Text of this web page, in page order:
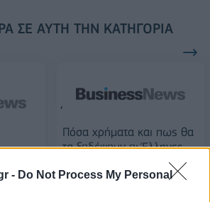
- Do Not Process My Personal
ΣΕ ΑΥΤΉ ΤΗΝ ΚΑΤΗΓΟΡΊΑ
ζωή
Πόσα χρήματα και πως θα
τα ξοδέψουν οι Έλληνες
08/11/2019 - 15:20